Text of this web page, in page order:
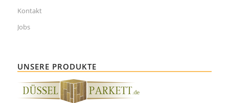
Kontakt
Jobs
UNSERE PRODUKTE